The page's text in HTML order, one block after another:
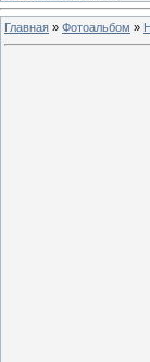
Главная » Фотоальбом »